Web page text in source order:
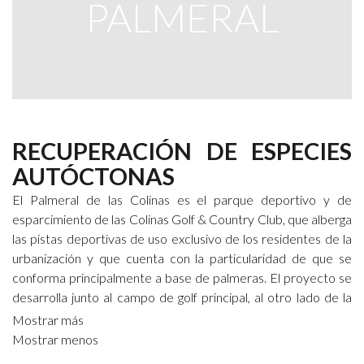
PALMERAL
RECUPERACIÓN DE ESPECIES
AUTÓCTONAS
El Palmeral de las Colinas es el parque deportivo y de
esparcimiento de las Colinas Golf & Country Club, que alberga
las pistas deportivas de uso exclusivo de los residentes de la
urbanización y que cuenta con la particularidad de que se
conforma principalmente a base de palmeras. El proyecto se
desarrolla junto al campo de golf principal, al otro lado de la
cañada del Espartal y rodeado por la senda paisajística que
recorre la finca por aquellos lugares de destacado interés
Mostrar más
Mostrar menos